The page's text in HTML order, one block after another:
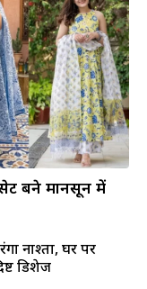
बने मानसून में
नाश्ता, घर पर
डिशेज